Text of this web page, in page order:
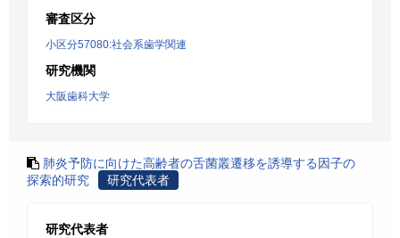
審査区分
小区分57080:社会系歯学関連
研究機関
大阪歯科大学
肺炎予防に向けた高齢者の舌菌叢遷移を誘導する因子の
探索的研究
研究代表者
研究代表者